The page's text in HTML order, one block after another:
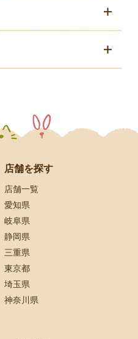
店舗を探す
店舗一覧
愛知県
岐阜県
静岡県
三重県
東京都
埼玉県
神奈川県